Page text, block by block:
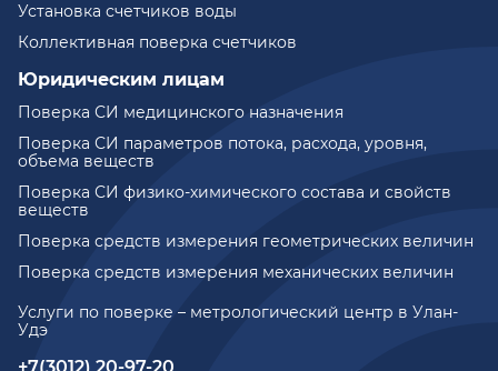
Услуги по поверке – метрологический центр в Улан-
Удэ
Установка счетчиков воды
Коллективная поверка счетчиков
Юридическим лицам
Поверка СИ медицинского назначения
Поверка СИ параметров потока, расхода, уровня,
объема веществ
Поверка СИ физико-химического состава и свойств
веществ
Поверка средств измерения геометрических величин
Поверка средств измерения механических величин